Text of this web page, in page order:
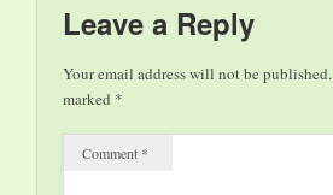
Leave a Reply
Your email address will not be published.
marked *
Comment *